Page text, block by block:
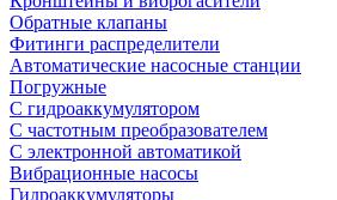
Обратные клапаны
Фитинги распределители
Автоматические насосные станции
Погружные
С гидроаккумулятором
С частотным преобразователем
С электронной автоматикой
Вибрационные насосы
Гидроаккумуляторы